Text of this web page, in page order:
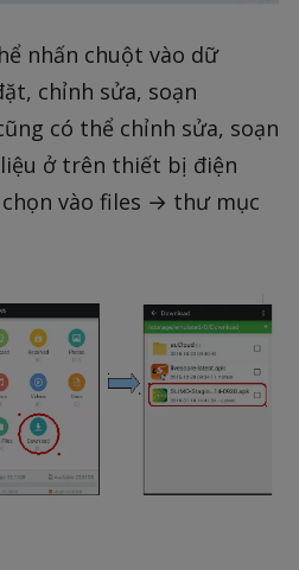
nhấn chuột vào dữ
chỉnh sửa, soạn
có thể chỉnh sửa, soạn
ở trên thiết bị điện
vào files → thư mục